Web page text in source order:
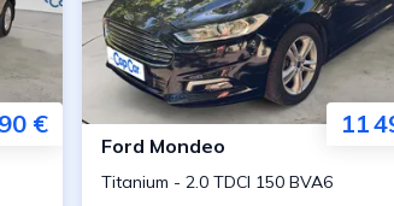
€ 11
Ford Mondeo
Titanium - 2.0 TDCI 150 BVA6